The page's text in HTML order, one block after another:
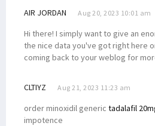
AIR JORDAN Aug 20, 2023 10:01 am
Hi there! I simply want to give an
the nice data you've got right here
coming back to your weblog for
CLTIYZ Aug 21, 2023 11:23 am
order minoxidil generic tadalafil
impotence